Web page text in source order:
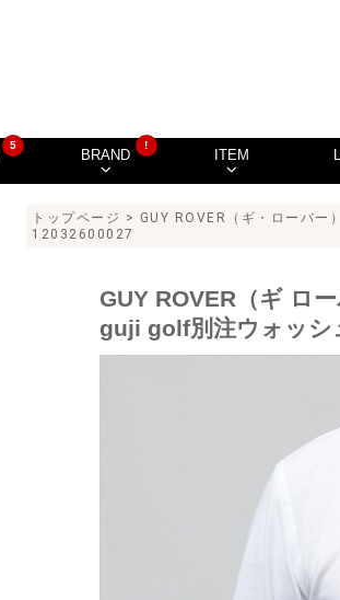
5
BRAND
!
ITEM
トップページ > GUY ROVER（ギ・ローバー）
12032600027